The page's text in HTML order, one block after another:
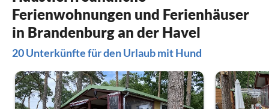
gerne nochmals wieder.
VieleGrüße von Heike und Matthias mit
Baxter.
Ferienwohnungen und Ferienhäuser
in Brandenburg an der Havel
20 Unterkünfte für den Urlaub mit Hund